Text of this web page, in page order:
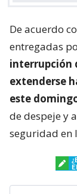
De acuerdo
entregadas
interrupción
extenderse
este
de despeje y
seguridad en